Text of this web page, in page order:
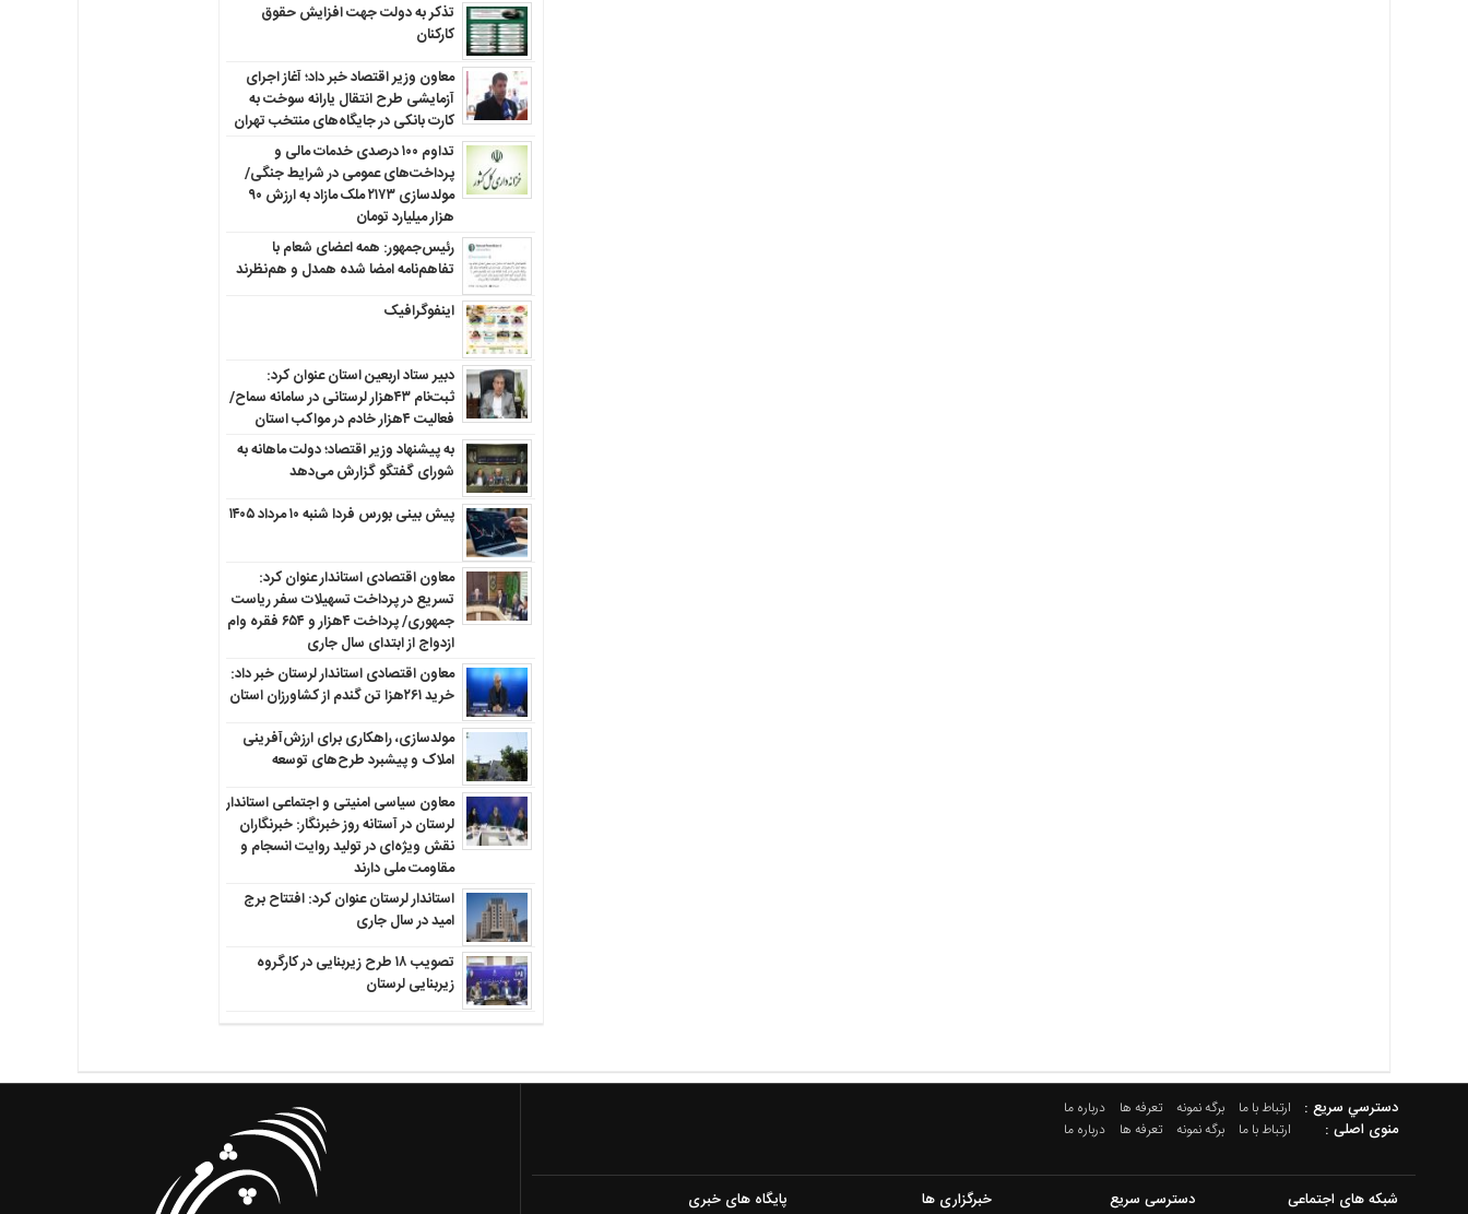
تذکر به دولت جهت افزایش حقوق
کارکنان ‌
معاون وزیر اقتصاد خبر داد؛ آغاز اجرای
آزمایشی طرح انتقال یارانه سوخت به
کارت بانکی در جایگاه‌های منتخب تهران
تداوم ۱۰۰ درصدی خدمات مالی و
پرداخت‌های عمومی در شرایط جنگی/
مولدسازی ۲۱۷۳ ملک مازاد به ارزش ۹۰
هزار میلیارد تومان
رئیس‌جمهور: همه اعضای شعام با
تفاهم‌نامه امضا شده همدل و هم‌نظرند
اینفوگرافیک
دبیر ستاد اربعین استان عنوان کرد:
ثبت‌نام ۴۳هزار لرستانی در سامانه سماح/
فعالیت ۴هزار خادم در مواکب استان
به پیشنهاد وزیر اقتصاد؛ دولت ماهانه به
شورای گفتگو گزارش می‌دهد
پیش بینی بورس فردا شنبه ۱۰ مرداد ۱۴۰۵
معاون اقتصادی استاندار عنوان کرد:
تسریع در پرداخت تسهیلات سفر ریاست
جمهوری/ پرداخت ۴هزار و ۶۵۴ فقره وام
ازدواج از ابتدای سال جاری
معاون اقتصادی استاندار لرستان خبر داد:
خرید ۲۶۱هزا تن گندم از کشاورزان استان
مولدسازی، راهکاری برای ارزش‌آفرینی
املاک و پیشبرد طرح‌های توسعه
معاون سیاسی امنیتی و اجتماعی استاندار
لرستان در آستانه روز خبرنگار: خبرنگاران
نقش ویژه‌ای در تولید روایت انسجام و
مقاومت ملی دارند
استاندار لرستان عنوان کرد: افتتاح برج
امید در سال جاری
تصویب ۱۸ طرح زیربنایی در کارگروه
زیربنایی لرستان
دسترسي سريع : ارتباط با ما برگه نمونه تعرفه ها درباره ما
منوی اصلی : ارتباط با ما برگه نمونه تعرفه ها درباره ما
شبکه های اجتماعی دسترسی سریع خبرگزاری ها پایگاه های خبری